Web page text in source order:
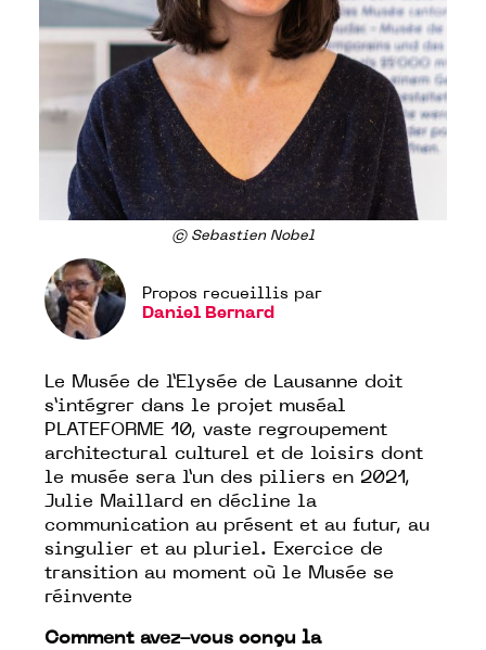
© Sebastien Nobel
Propos recueillis par
Daniel Bernard
Le Musée de l’Elysée de Lausanne doit
s’intégrer dans le projet muséal
PLATEFORME 10, vaste regroupement
architectural culturel et de loisirs dont
le musée sera l’un des piliers en 2021,
Julie Maillard en décline la
communication au présent et au futur, au
singulier et au pluriel. Exercice de
transition au moment où le Musée se
réinvente
Comment avez-vous conçu la